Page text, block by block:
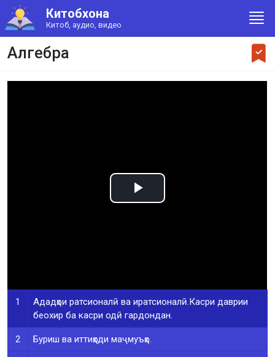
Китобхона
Китоб, аудио, видео
Алгебра
Play
1
Ададҳои ратсионалӣ ва иратсионалӣ.Касри даврии
беохир ба касри одӣ гардондан.
2 Буриш ва иттиҳоди маҷмуъҳо.